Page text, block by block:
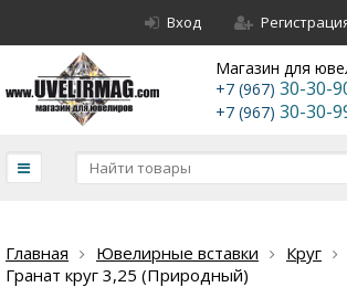
Вход
Магазин для
+7 (967) 30-30-
+7 (967) 30-30-
Главная Ювелирные вставки Круг
Гранат круг 3,25 (Природный)